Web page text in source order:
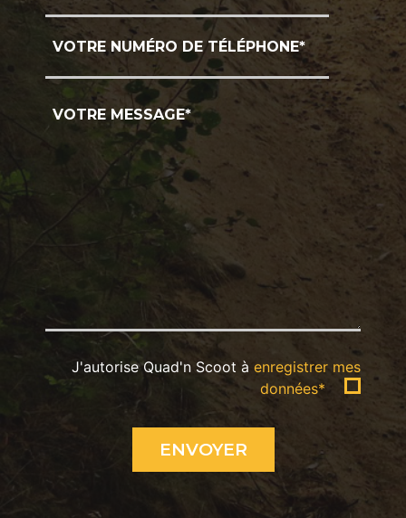
J'autorise Quad'n Scoot à enregistrer mes
données*